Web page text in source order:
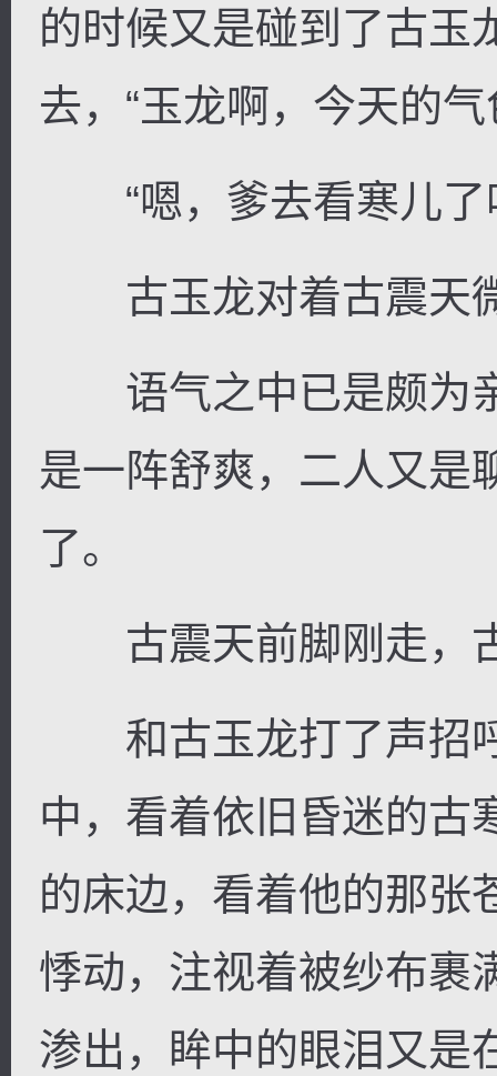
的时候又是碰到了古玉
去，“玉龙啊，今天的
“嗯，爹去看寒儿了
古玉龙对着古震天
语气之中已是颇为
是一阵舒爽，二人又是
了。
古震天前脚刚走，
和古玉龙打了声招
中，看着依旧昏迷的古
的床边，看着他的那张
悸动，注视着被纱布裹
渗出，眸中的眼泪又是